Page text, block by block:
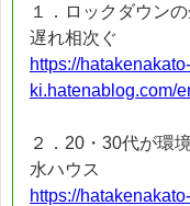
１．ロックダウン
遅れ相次ぐ
https://hatakenakato-
ki.hatenablog.com/
２．20・30代が環
水ハウス
https://hatakenakato-